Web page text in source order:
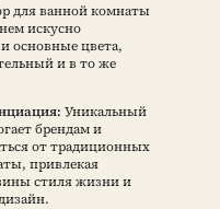
для ванной комнаты
искусно
основные цвета,
и в то же
Уникальный
брендам и
от традиционных
привлекая
стиля жизни и